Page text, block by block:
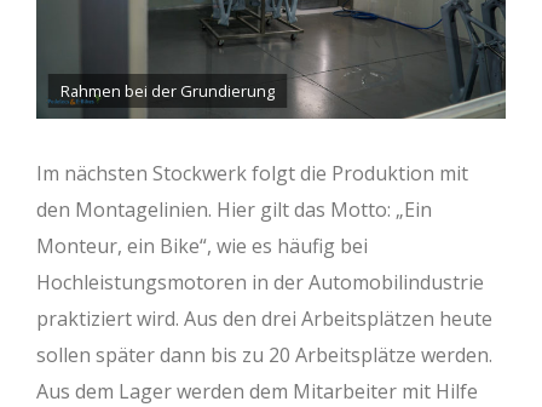
Rahmen bei der Grundierung
Im nächsten Stockwerk folgt die Produktion mit
den Montagelinien. Hier gilt das Motto: „Ein
Monteur, ein Bike“, wie es häufig bei
Hochleistungsmotoren in der Automobilindustrie
praktiziert wird. Aus den drei Arbeitsplätzen heute
sollen später dann bis zu 20 Arbeitsplätze werden.
Aus dem Lager werden dem Mitarbeiter mit Hilfe